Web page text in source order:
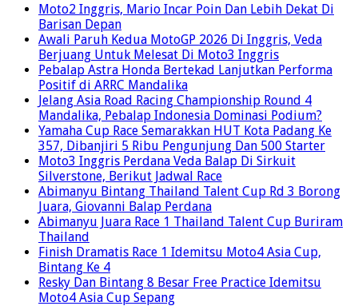
Moto2 Inggris, Mario Incar Poin Dan Lebih Dekat Di
Barisan Depan
Awali Paruh Kedua MotoGP 2026 Di Inggris, Veda
Berjuang Untuk Melesat Di Moto3 Inggris
Pebalap Astra Honda Bertekad Lanjutkan Performa
Positif di ARRC Mandalika
Jelang Asia Road Racing Championship Round 4
Mandalika, Pebalap Indonesia Dominasi Podium?
Yamaha Cup Race Semarakkan HUT Kota Padang Ke
357, Dibanjiri 5 Ribu Pengunjung Dan 500 Starter
Moto3 Inggris Perdana Veda Balap Di Sirkuit
Silverstone, Berikut Jadwal Race
Abimanyu Bintang Thailand Talent Cup Rd 3 Borong
Juara, Giovanni Balap Perdana
Abimanyu Juara Race 1 Thailand Talent Cup Buriram
Thailand
Finish Dramatis Race 1 Idemitsu Moto4 Asia Cup,
Bintang Ke 4
Resky Dan Bintang 8 Besar Free Practice Idemitsu
Moto4 Asia Cup Sepang